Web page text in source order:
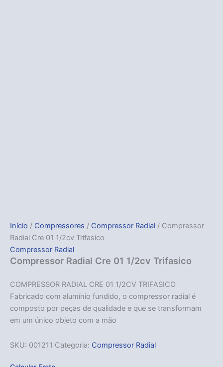
Início / Compressores / Compressor Radial / Compressor
Radial Cre 01 1/2cv Trifasico
Compressor Radial
Compressor Radial Cre 01 1/2cv Trifasico
COMPRESSOR RADIAL CRE 01 1/2CV TRIFASICO
Fabricado com alumínio fundido, o compressor radial é
composto por peças de qualidade e que se transformam
em um único objeto com a mão
SKU: 001211 Categoria: Compressor Radial